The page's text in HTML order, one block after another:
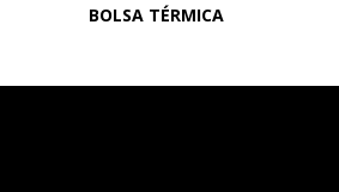
BOLSA TÉRMICA